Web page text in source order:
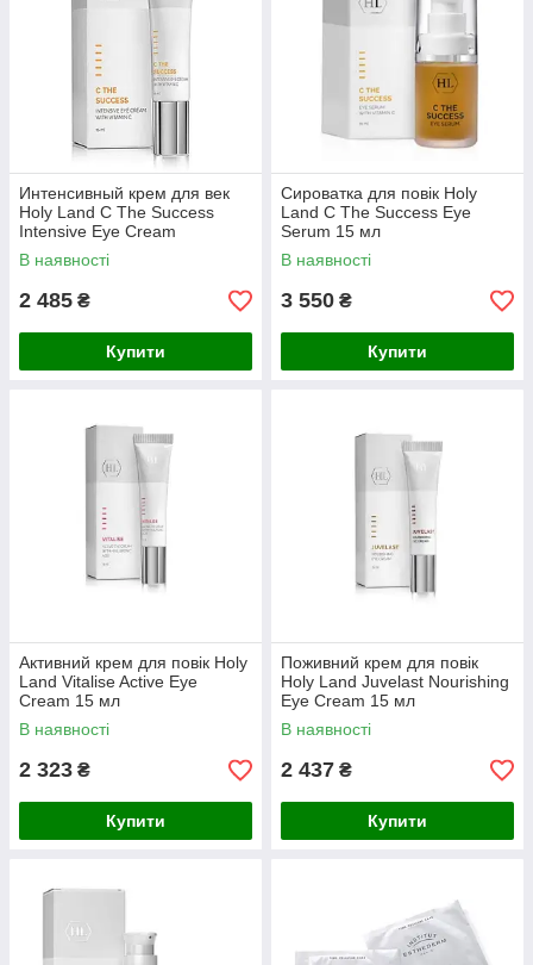
Интенсивный крем для век
Holy Land C The Success
Intensive Eye Cream
В наявності
2 485 ₴
Купити
Сироватка для повік Holy
Land C The Success Eye
Serum 15 мл
В наявності
3 550 ₴
Купити
Активний крем для повік Holy
Land Vitalise Active Eye
Cream 15 мл
В наявності
2 323 ₴
Купити
Поживний крем для повік
Holy Land Juvelast Nourishing
Eye Cream 15 мл
В наявності
2 437 ₴
Купити